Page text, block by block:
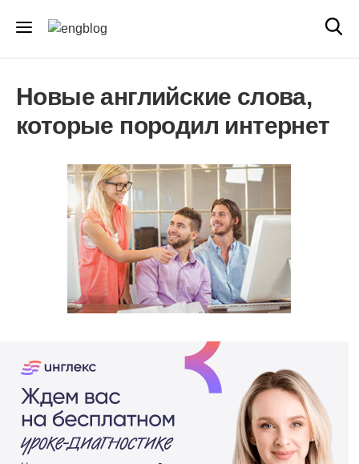
Новые английские слова,
которые породил интернет